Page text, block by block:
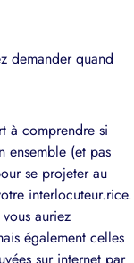
demander quand
à comprendre si
ensemble (et pas
se projeter au
interlocuteur.rice.
auriez
également celles